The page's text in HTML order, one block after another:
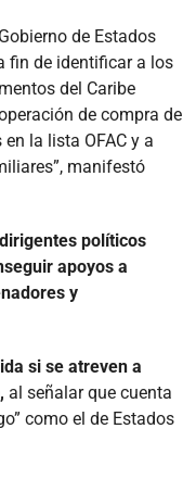
de Estados
fin de identificar a los
del Caribe
de compra de
la lista OFAC y a
manifestó
políticos
apoyos a
y
si se atreven a
al señalar que cuenta
como el de Estados